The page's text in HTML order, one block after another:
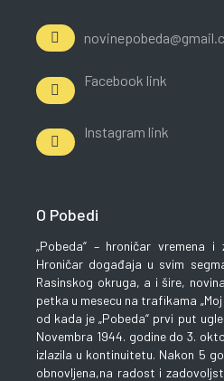
Facebook link
Instagram link
O Pobedi
„Pobeda“ – hroničar vremena i
Hroničar događaja u svim
Rasinskog okruga, a i šire,
petka u mesecu na trafikama
od kada je „Pobeda“ prvi put
Novembra 1944. godine do 3.
izlazila u kontinuitetu. Nakon 5
obnovljena,na radost i